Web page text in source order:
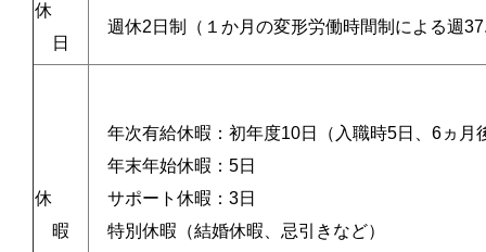
休
日
週休2日制（１か月の変形労働時間制による週
休
暇
年次有給休暇：初年度10日（入職時5日、6ヵ月
年末年始休暇：5日
サポート休暇：3日
特別休暇（結婚休暇、忌引きなど）